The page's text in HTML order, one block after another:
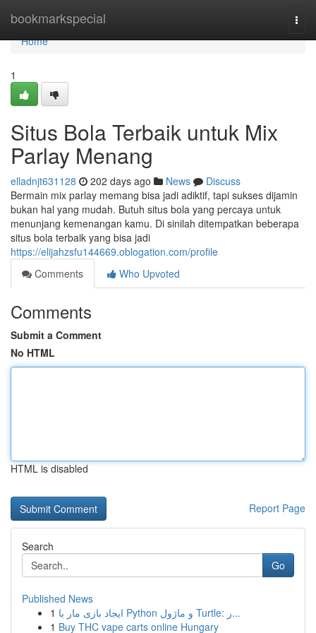
bookmarkspecial
Home
Home
1
Situs Bola Terbaik untuk Mix
Parlay Menang
elladnjt631128 202 days ago News
Discuss
Bermain mix parlay memang bisa jadi adiktif, tapi sukses dijamin
bukan hal yang mudah. Butuh situs bola yang percaya untuk
menunjang kemenangan kamu. Di sinilah ditempatkan beberapa
situs bola terbaik yang bisa jadi
https://elijahzsfu144669.oblogation.com/profile
Comments
Who Upvoted
Comments
Submit a Comment
No HTML
HTML is disabled
Report Page
Search
Go
Published News
1
ایجاد بازی مار با Python و ماژول Turtle: ر...
1 Buy THC vape carts online Hungary